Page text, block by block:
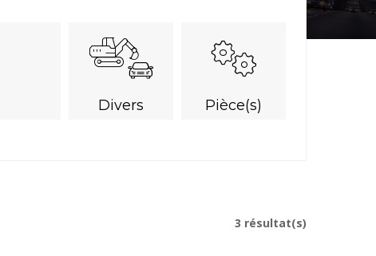
Divers Pièce(s)
3 résultat(s)